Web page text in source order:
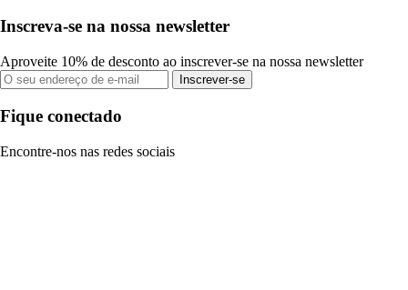
Inscreva-se na nossa newsletter
Aproveite 10% de desconto ao inscrever-se na nossa newsletter
Inscrever-se
Fique conectado
Encontre-nos nas redes sociais